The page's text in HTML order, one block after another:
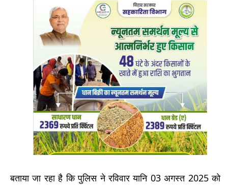
बताया जा रहा है कि पुलिस ने रविवार यानि 03 अगस्त 2025 को